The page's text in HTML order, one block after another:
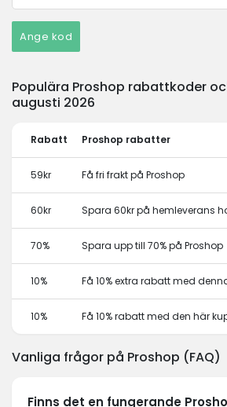
Ange kod
Populära Proshop rabattkoder
augusti 2026
Rabatt Proshop rabatter
59kr Få fri frakt på Proshop
60kr Spara 60kr på hemleverans
70% Spara upp till 70% på Proshop
10% Få 10% extra rabatt med
10% Få 10% rabatt med den här
Vanliga frågor på Proshop (FAQ)
Finns det en fungerande